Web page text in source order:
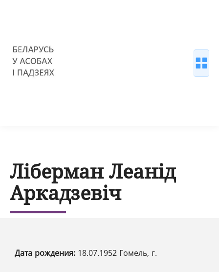
Ліберман Леанід
Аркадзевіч
Дата рождения: 18.07.1952 Гомель, г.